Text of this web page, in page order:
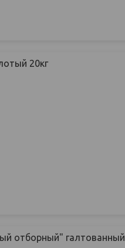
20кг
отборный" галтованный